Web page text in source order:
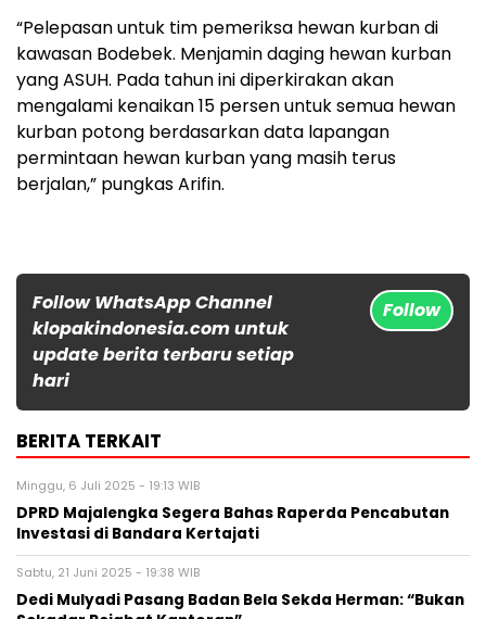
“Pelepasan untuk tim pemeriksa hewan kurban di
kawasan Bodebek. Menjamin daging hewan kurban
yang ASUH. Pada tahun ini diperkirakan akan
mengalami kenaikan 15 persen untuk semua hewan
kurban potong berdasarkan data lapangan
permintaan hewan kurban yang masih terus
berjalan,” pungkas Arifin.
Follow WhatsApp Channel
klopakindonesia.com untuk
update berita terbaru setiap
hari
Follow
BERITA TERKAIT
Minggu, 6 Juli 2025 - 19:13 WIB
DPRD Majalengka Segera Bahas Raperda Pencabutan
Investasi di Bandara Kertajati
Sabtu, 21 Juni 2025 - 19:38 WIB
Dedi Mulyadi Pasang Badan Bela Sekda Herman: “Bukan